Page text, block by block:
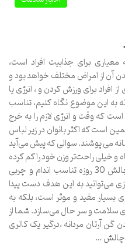
برای جذابیت افراد است،
آن از امراض مختلف خواهد بود و
برای ورزش کردن و ، انرژی یا
به این موضوع نگاه کنیم، تناسب
که وقت و انرژی لازم را به خرج
است که اکثر بانوان در زیر لباس
می پوشند. سوالی که پیش می‌آید
و خیلی راحت‌تر وزن خود را کم کرده
و چربی‌های اضافی بدن را بسوزانیم؟ چالش 30 روزه تناسب اندام و چربی
روزه چربی سوزی می‌توانید به این هدف دست پیدا
بسیار مفید و موثر است، بلکه به
سلامت و سر حال می‌سازد. شما از
آرتان مردانه ،درگیر یک کالری
چالش …